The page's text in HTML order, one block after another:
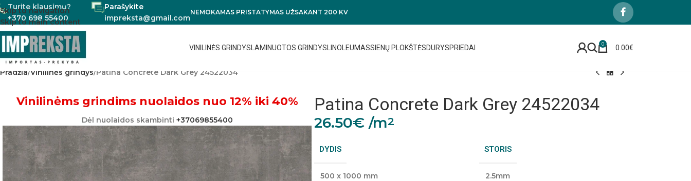
Skip to navigation
Skip to main content
Turite klausimų?
+370 698 55400
Parašykite
impreksta@gmail.com
NEMOKAMAS PRISTATYMAS UŽSAKANT 200 KV
VINILINĖS GRINDYS LAMINUOTOS GRINDYS LINOLEUMASSIENŲ PLOKŠTĖSDURYSPRIEDAI 0 0.00€
Pradžia Vinilinės grindys Patina Concrete Dark Grey 24522034
Vinilinėms grindims nuolaidos nuo 12% iki 40%
Dėl nuolaidos skambinti +37069855400
Patina Concrete Dark Grey 24522034
26.50€ /m2
DYDIS
500 x 1000 mm
STORIS
2.5mm